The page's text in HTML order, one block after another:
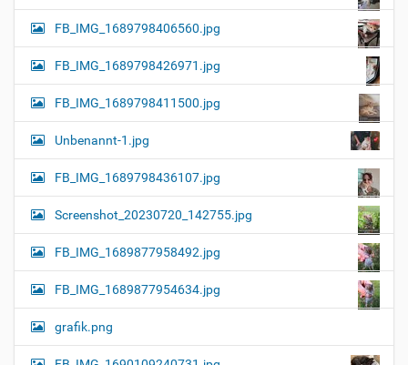
FB_IMG_1689798406560.jpg
FB_IMG_1689798426971.jpg
FB_IMG_1689798411500.jpg
Unbenannt-1.jpg
FB_IMG_1689798436107.jpg
Screenshot_20230720_142755.jpg
FB_IMG_1689877958492.jpg
FB_IMG_1689877954634.jpg
grafik.png